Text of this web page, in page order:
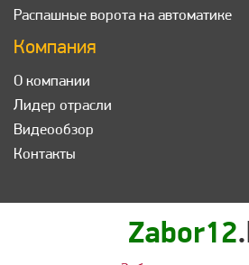
Распашные ворота на автоматике
Компания
О компании
Лидер отрасли
Видеообзор
Контакты
Zabor12